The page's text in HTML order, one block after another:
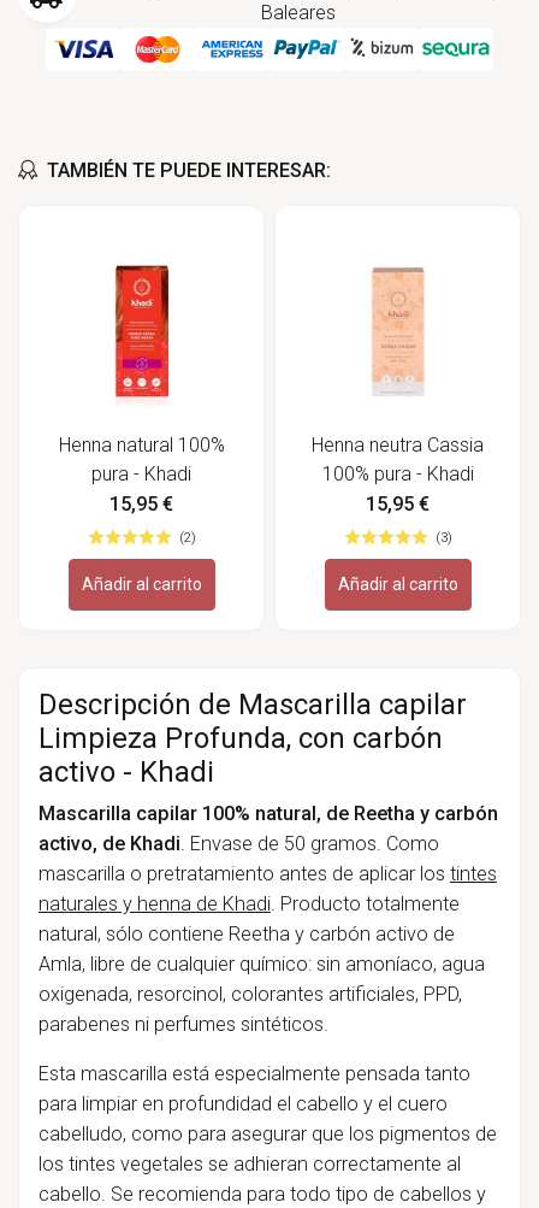
Baleares
TAMBIÉN TE PUEDE INTERESAR:
Henna natural 100%
pura - Khadi
15,95 €
(2)
Añadir al carrito
Henna neutra Cassia
100% pura - Khadi
15,95 €
(3)
Añadir al carrito
Descripción de Mascarilla capilar
Limpieza Profunda, con carbón
activo - Khadi
Mascarilla capilar 100% natural, de Reetha y carbón
activo, de Khadi. Envase de 50 gramos. Como
mascarilla o pretratamiento antes de aplicar los tintes
naturales y hennade Khadi. Producto totalmente
natural, sólo contiene Reetha y carbón activo de
Amla, libre de cualquier químico: sin amoníaco, agua
oxigenada, resorcinol, colorantes artificiales, PPD,
parabenes ni perfumes sintéticos.
Esta mascarilla está especialmente pensada tanto
para limpiar en profundidad el cabello y el cuero
cabelludo, como para asegurar que los pigmentos de
los tintes vegetales se adhieran correctamente al
cabello. Se recomienda para todo tipo de cabellos y